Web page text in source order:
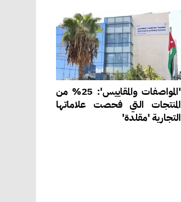
'المواصفات والمقاييس': 25% من
المنتجات التي فحصت علاماتها
التجارية 'مقلدة'